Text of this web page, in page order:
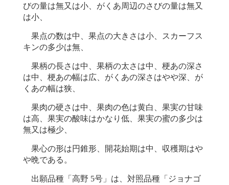
びの量は無又は小、がくあ周辺のさびの量は無又
は小、
果点の数は中、果点の大きさは小、スカーフス
キンの多少は無、
果柄の長さは中、果柄の太さは中、梗あの深さ
は中、梗あの幅は広、がくあの深さはやや深、が
くあの幅は狭、
果肉の硬さは中、果肉の色は黄白、果実の甘味
は高、果実の酸味はかなり低、果実の蜜の多少は
無又は極少、
果心の形は円錐形、開花始期は中、収穫期はや
や晩である。
出願品種「高野 5号」は、対照品種「ジョナゴ